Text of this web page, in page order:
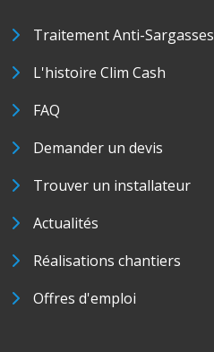
Traitement Anti-Sargasses
L'histoire Clim Cash
FAQ
Demander un devis
Trouver un installateur
Actualités
Réalisations chantiers
Offres d'emploi